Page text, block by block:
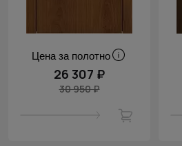
Цена за полотно
26 307 ₽
30 950 ₽